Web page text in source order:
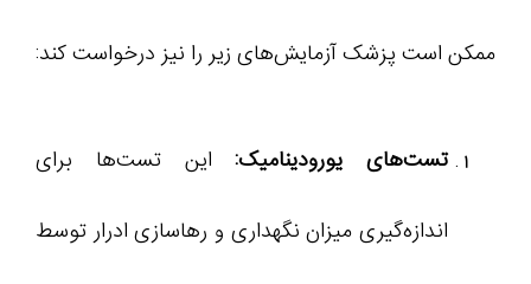
ممکن است پزشک آزمایش‌های زیر را نیز درخواست کند:
تست‌های یورودینامیک:این تست‌ها برای
اندازه‌گیری میزان نگهداری و رهاسازی ادرار توسط